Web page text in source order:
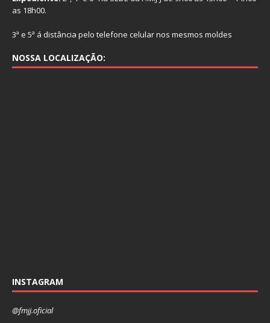
as 18h00.
3ª e 5ª á distância pelo telefone celular nos mesmos moldes
NOSSA LOCALIZAÇÃO:
INSTAGRAM
@fmjj.oficial